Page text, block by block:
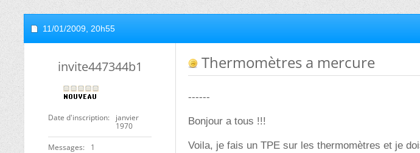
11/01/2009, 20h55
invite447344b1
Date d'inscription
janvier
1970
Messages 1
Thermomètres a mercure
------
Bonjour a tous !!!
Voila, je fais un TPE sur les thermomètres et je